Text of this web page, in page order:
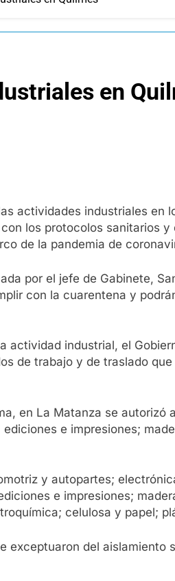
en
actividades industriales en
los protocolos sanitarios
de la pandemia de
por el jefe de Gabinete,
con la cuarentena y
actividad industrial, el
de trabajo y de traslado
en La Matanza se
e impresiones;
y autopartes;
e impresiones;
celulosa y papel;
exceptuaron del